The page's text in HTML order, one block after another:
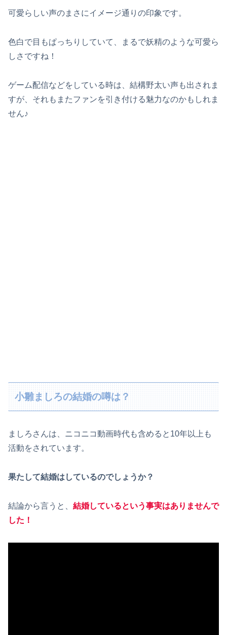
可愛らしい声のまさにイメージ通りの印象です。
色白で目もぱっちりしていて、まるで妖精のような可愛ら
しさですね！
ゲーム配信などをしている時は、結構野太い声も出されま
すが、それもまたファンを引き付ける魅力なのかもしれま
せん♪
小雛ましろの結婚の噂は？
ましろさんは、ニコニコ動画時代も含めると10年以上も
活動をされています。
果たして結婚はしているのでしょうか？
結論から言うと、 結婚しているという事実はありませんで
した！